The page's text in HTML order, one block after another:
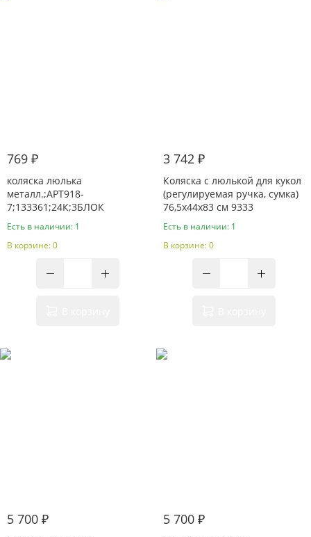
769 ₽
коляска люлька
металл.;АРТ918-
7;133361;24К;3БЛОК
Есть в наличии: 1
В корзине: 0
3 742 ₽
Коляска с люлькой для кукол
(регулируемая ручка, сумка)
76,5x44x83 см 9333
Есть в наличии: 1
В корзине: 0
5 700 ₽ 5 700 ₽